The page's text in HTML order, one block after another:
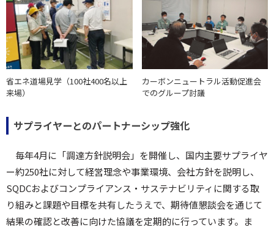
省エネ道場見学（100社400名以上
来場）
カーボンニュートラル活動促進会
でのグループ討議
サプライヤーとのパートナーシップ強化
毎年4月に「調達方針説明会」を開催し、国内主要サプライヤ
ー約250社に対して経営理念や事業環境、会社方針を説明し、
SQDCおよびコンプライアンス・サステナビリティに関する取
り組みと課題や目標を共有したうえで、期待値懇談会を通じて
結果の確認と改善に向けた協議を定期的に行っています。ま